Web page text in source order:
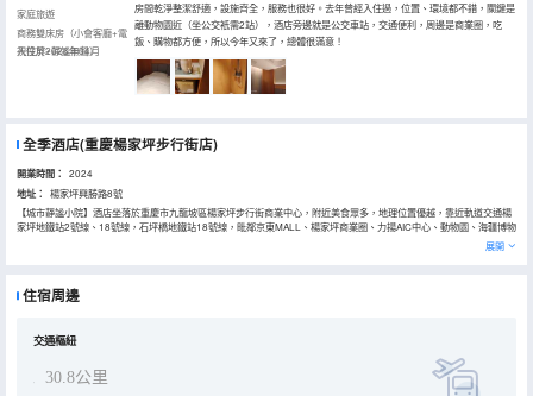
家庭旅遊
商務雙床房（小會客廳+電
視投屏+靜謐無聲）
入住於2026年04月
房間乾淨整潔舒適，設施齊全，服務也很好。去年曾經入住過，位置、環境都不錯，關鍵是
離動物園近（坐公交衹需2站），酒店旁邊就是公交車站，交通便利，周邊是商業圈，吃
飯、購物都方便，所以今年又來了，總體很滿意！
全季酒店(重慶楊家坪步行街店)
開業時間： 2024
地址：
楊家坪興勝路8號
【城市靜謐小院】酒店坐落於重慶市九龍坡區楊家坪步行街商業中心，附近美食眾多，地理位置優越，靠近軌道交通楊
家坪地鐵站2號線、18號線，石坪橋地鐵站18號線，毗鄰京東MALL、楊家坪商業圈、力揚AIC中心、動物園、海疆博物
館、塗鴉一條街、奧體中心等，酒店周邊便民服務、吃喝玩樂等配套設施完善，交通便利，美食眾多，乘坐2號線輕軌
可享李子壩穿樓，直達解放碑商圈，打卡洪崖洞、兩江遊、長江索道等，乘坐地鐵18號線可打卡四川美術學院、塗鴉一
入人文生活態度，硬件服務配置有健身房、洗衣房、前廳書吧、自助早餐服務等服務，讓更多的人因全季而成就美好生
讓更多人感受東方的自然得體。
展開
住宿周邊
交通樞紐
30.8公里